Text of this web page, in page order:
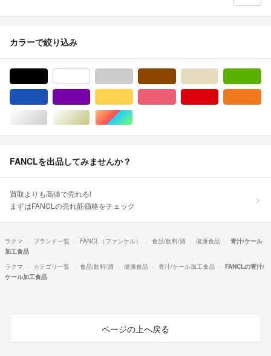
カラーで絞り込み
シルバー/銀色系ゴールド/金色系マルチカラー
FANCLを出品してみませんか？
買取よりも高値で売れる!
まずはFANCLの売れ筋価格をチェック
ラクマ ブランド一覧 FANCL（ファンケル） 食品/飲料/酒 健康食品
青汁/ケール
加工食品
ラクマ
カテゴリ一覧 食品/飲料/酒 健康食品 青汁/ケール加工食品
FANCLの青汁/
ケール加工食品
ページの上へ戻る